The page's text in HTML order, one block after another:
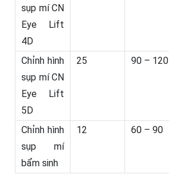
sụp mí CN
Eye Lift
4D
Chỉnh hình
sụp mí CN
Eye Lift
5D
25 90 – 120
Chỉnh hình
sụp mí
bẩm sinh
12 60 – 90